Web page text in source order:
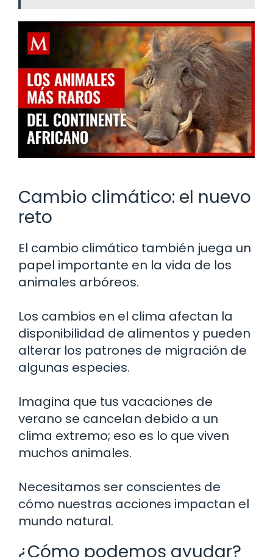
Cambio climático: el nuevo
reto
El cambio climático también juega un
papel importante en la vida de los
animales arbóreos.
Los cambios en el clima afectan la
disponibilidad de alimentos y pueden
alterar los patrones de migración de
algunas especies.
Imagina que tus vacaciones de
verano se cancelan debido a un
clima extremo; eso es lo que viven
muchos animales.
Necesitamos ser conscientes de
cómo nuestras acciones impactan el
mundo natural.
¿Cómo podemos ayudar?